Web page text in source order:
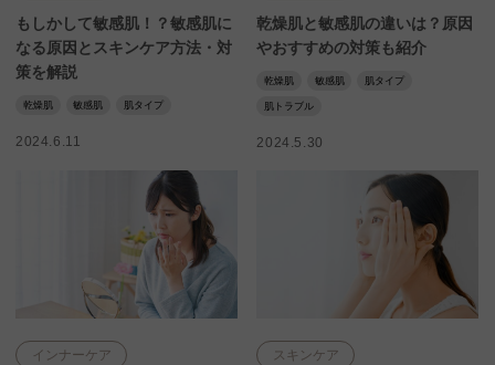
もしかして敏感肌！？敏感肌に
なる原因とスキンケア方法・対
策を解説
乾燥肌 敏感肌 肌タイプ
2024.6.11
乾燥肌と敏感肌の違いは？原因
やおすすめの対策も紹介
乾燥肌 敏感肌 肌タイプ
肌トラブル
2024.5.30
インナーケア スキンケア